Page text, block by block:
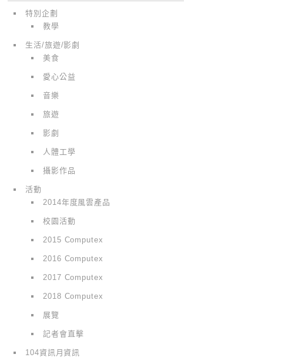
特別企劃
教學
生活/旅遊/影劇
美食
愛心公益
音樂
旅遊
影劇
人體工學
攝影作品
活動
2014年度風雲產品
校園活動
2015 Computex
2016 Computex
2017 Computex
2018 Computex
展覽
記者會直擊
104資訊月資訊